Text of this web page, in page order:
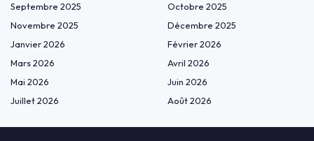
Septembre 2025
Octobre 2025
Novembre 2025
Décembre 2025
Janvier 2026
Février 2026
Mars 2026
Avril 2026
Mai 2026
Juin 2026
Juillet 2026
Août 2026